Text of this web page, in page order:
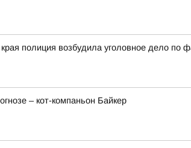
полиция возбудила уголовное дело по
– кот-компаньон Байкер